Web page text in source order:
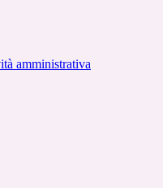
amministrativa